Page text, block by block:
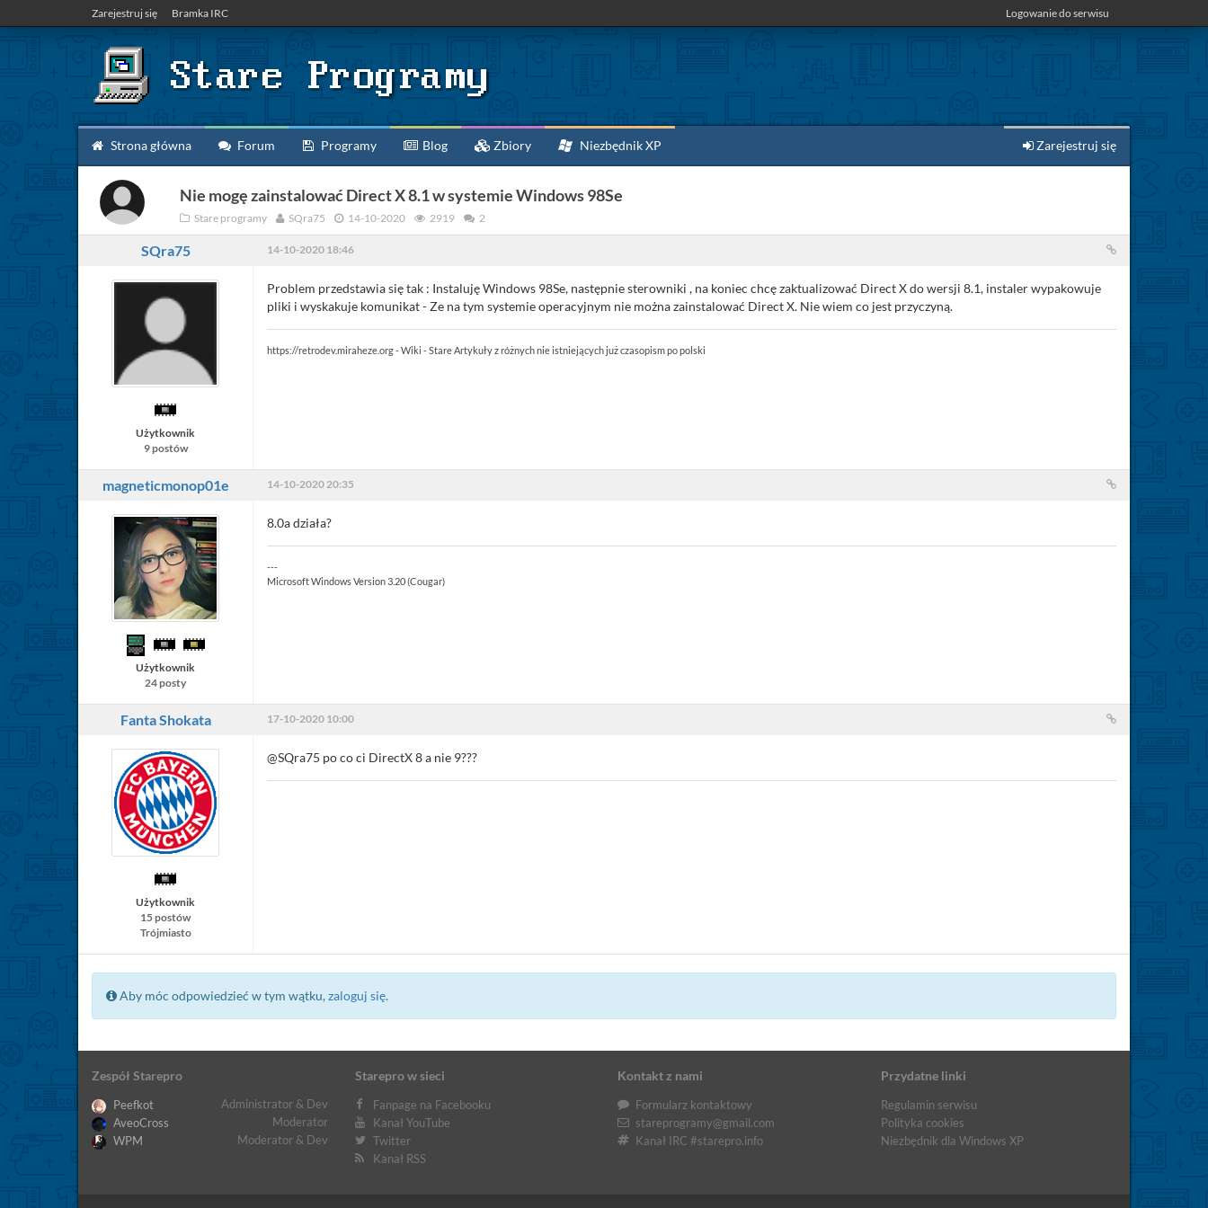
Zarejestruj się Bramka IRC Logowanie do serwisu
Strona główna Forum Programy Blog Zbiory Niezbędnik XP Zarejestruj się
Nie mogę zainstalować Direct X 8.1 w systemie Windows 98Se
Stare programy SQra75 14-10-2020 2919 2
SQra75 14-10-2020 18:46
Użytkownik
9 postów
Problem przedstawia się tak : Instaluję Windows 98Se, następnie sterowniki , na koniec chcę zaktualizować Direct X do wersji 8.1, instaler wypakowuje
pliki i wyskakuje komunikat - Ze na tym systemie operacyjnym nie można zainstalować Direct X. Nie wiem co jest przyczyną.
https://retrodev.miraheze.org - Wiki - Stare Artykuły z różnych nie istniejących już czasopism po polski
magneticmonop01e 14-10-2020 20:35
Użytkownik
24 posty
8.0a działa?
---
Microsoft Windows Version 3.20 (Cougar)
Fanta Shokata 17-10-2020 10:00
Użytkownik
15 postów
Trójmiasto
@SQra75 po co ci DirectX 8 a nie 9???
Aby móc odpowiedzieć w tym wątku,zaloguj się.
Zespół Starepro
Peefkot
Administrator & Dev
AveoCross
Moderator
WPM
Moderator & Dev
Starepro w sieci
Fanpage na Facebooku
Kanał YouTube
Twitter
Kanał RSS
Kontakt z nami
Formularz kontaktowy
stareprogramy@gmail.com
Kanał IRC #starepro.info
Przydatne linki
Regulamin serwisu
Polityka cookies
Niezbędnik dla Windows XP